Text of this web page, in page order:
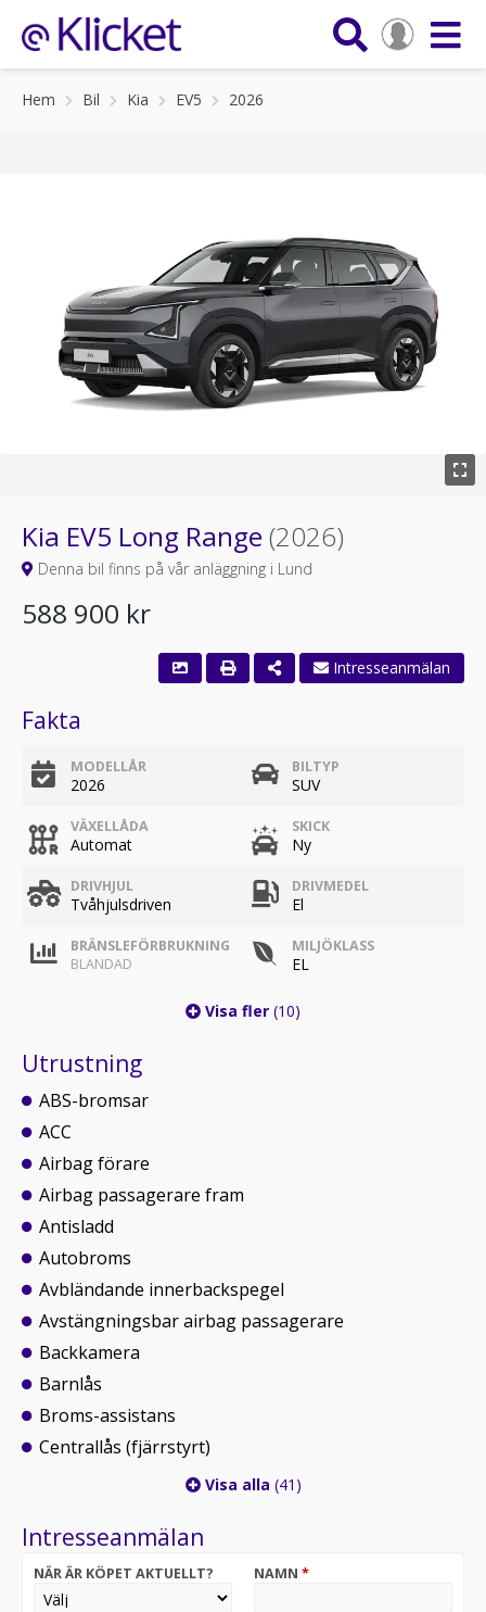
Hem Bil Kia EV5 2026
Kia EV5 Long Range (2026)
Denna bil finns på vår anläggning i Lund
588 900 kr
Intresseanmälan
Fakta
MODELLÅR
2026
BILTYP
SUV
VÄXELLÅDA
Automat
SKICK
Ny
DRIVHJUL
Tvåhjulsdriven
DRIVMEDEL
El
BRÄNSLEFÖRBRUKNING
BLANDAD
MILJÖKLASS
EL
Visa fler (10)
Utrustning
ABS-bromsar
ACC
Airbag förare
Airbag passagerare fram
Antisladd
Autobroms
Avbländande innerbackspegel
Avstängningsbar airbag passagerare
Backkamera
Barnlås
Broms-assistans
Centrallås (fjärrstyrt)
Visa alla (41)
Intresseanmälan
NÄR ÄR KÖPET AKTUELLT? NAMN *